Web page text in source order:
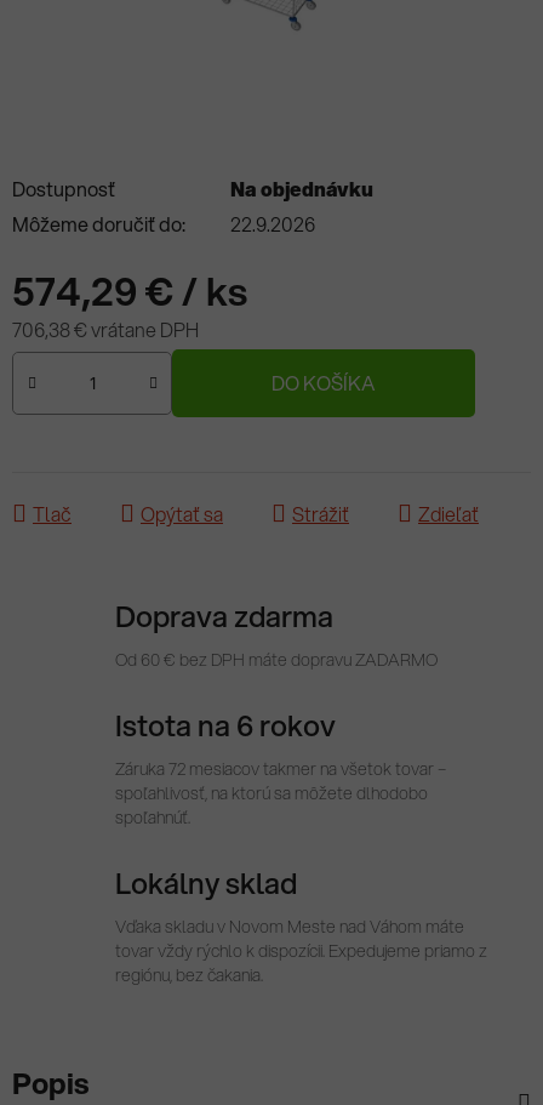
Dostupnosť
Na objednávku
Môžeme doručiť do:
22.9.2026
574,29 €/ ks
706,38 € vrátane DPH
DO KOŠÍKA
Tlač Opýtať sa Strážiť Zdieľať
Doprava zdarma
Od 60 € bez DPH máte dopravu ZADARMO
Istota na 6 rokov
Záruka 72 mesiacov takmer na všetok tovar –
spoľahlivosť, na ktorú sa môžete dlhodobo
spoľahnúť.
Lokálny sklad
Vďaka skladu v Novom Meste nad Váhom máte
tovar vždy rýchlo k dispozícii. Expedujeme priamo z
regiónu, bez čakania.
Popis